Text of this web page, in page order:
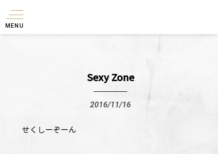
MENU
Sexy Zone
2016/11/16
せくしーぞーん